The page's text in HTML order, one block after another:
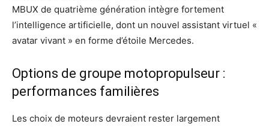
MBUX de quatrième génération intègre fortement
l’intelligence artificielle, dont un nouvel assistant virtuel «
avatar vivant » en forme d’étoile Mercedes.
Options de groupe motopropulseur :
performances familières
Les choix de moteurs devraient rester largement